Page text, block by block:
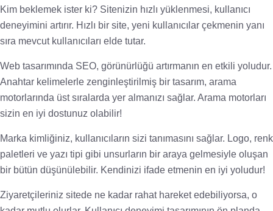
Kim beklemek ister ki? Sitenizin hızlı yüklenmesi, kullanıcı
deneyimini artırır. Hızlı bir site, yeni kullanıcılar çekmenin yanı
sıra mevcut kullanıcıları elde tutar.
Web tasarımında SEO, görünürlüğü artırmanın en etkili yoludur.
Anahtar kelimelerle zenginleştirilmiş bir tasarım, arama
motorlarında üst sıralarda yer almanızı sağlar. Arama motorları
sizin en iyi dostunuz olabilir!
Marka kimliğiniz, kullanıcıların sizi tanımasını sağlar. Logo, renk
paletleri ve yazı tipi gibi unsurların bir araya gelmesiyle oluşan
bir bütün düşünülebilir. Kendinizi ifade etmenin en iyi yoludur!
Ziyaretçileriniz sitede ne kadar rahat hareket edebiliyorsa, o